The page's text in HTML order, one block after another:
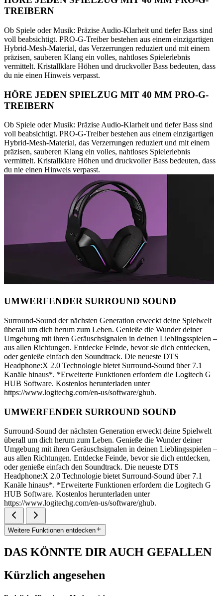
TREIBERN
Ob Spiele oder Musik: Präzise Audio-Klarheit und tiefer Bass sind
voll beabsichtigt. PRO-G-Treiber bestehen aus einem einzigartigen
Hybrid-Mesh-Material, das Verzerrungen reduziert und mit einem
präzisen, sauberen Klang ein volles, nahtloses Spielerlebnis
vermittelt. Kristallklare Höhen und druckvoller Bass bedeuten, dass
du nie einen Hinweis verpasst.
HÖRE JEDEN SPIELZUG MIT 40 MM PRO-G-
TREIBERN
Ob Spiele oder Musik: Präzise Audio-Klarheit und tiefer Bass sind
voll beabsichtigt. PRO-G-Treiber bestehen aus einem einzigartigen
Hybrid-Mesh-Material, das Verzerrungen reduziert und mit einem
präzisen, sauberen Klang ein volles, nahtloses Spielerlebnis
vermittelt. Kristallklare Höhen und druckvoller Bass bedeuten, dass
du nie einen Hinweis verpasst.
UMWERFENDER SURROUND SOUND
Surround-Sound der nächsten Generation erweckt deine Spielwelt
überall um dich herum zum Leben. Genieße die Wunder deiner
Umgebung mit ihren Geräuschsignalen in deinen Lieblingsspielen –
aus allen Richtungen. Entdecke Feinde, bevor sie dich entdecken,
oder genieße einfach den Soundtrack. Die neueste DTS
Headphone:X 2.0 Technologie bietet Surround-Sound über 7.1
Kanäle hinaus*. *Erweiterte Funktionen erfordern die Logitech G
HUB Software. Kostenlos herunterladen unter
https://www.logitechg.com/en-us/software/ghub.
UMWERFENDER SURROUND SOUND
Surround-Sound der nächsten Generation erweckt deine Spielwelt
überall um dich herum zum Leben. Genieße die Wunder deiner
Umgebung mit ihren Geräuschsignalen in deinen Lieblingsspielen –
aus allen Richtungen. Entdecke Feinde, bevor sie dich entdecken,
oder genieße einfach den Soundtrack. Die neueste DTS
Headphone:X 2.0 Technologie bietet Surround-Sound über 7.1
Kanäle hinaus*. *Erweiterte Funktionen erfordern die Logitech G
HUB Software. Kostenlos herunterladen unter
https://www.logitechg.com/en-us/software/ghub.
Weitere Funktionen entdecken
DAS KÖNNTE DIR AUCH GEFALLEN
Kürzlich angesehen